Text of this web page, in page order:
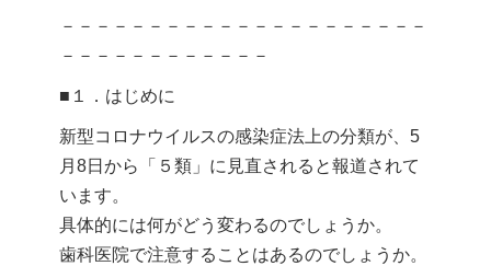
－－－－－－－－－－－－－－－－－－－－－
－－－－－－－－－－－－
■１．はじめに
新型コロナウイルスの感染症法上の分類が、5
月8日から「５類」に見直されると報道されて
います。
具体的には何がどう変わるのでしょうか。
歯科医院で注意することはあるのでしょうか。